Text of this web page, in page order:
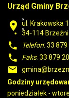
Urząd Gminy
ul. Krakowska
34-114
Telefon: 33 879
Faks: 33 879
Godziny
poniedziałek -